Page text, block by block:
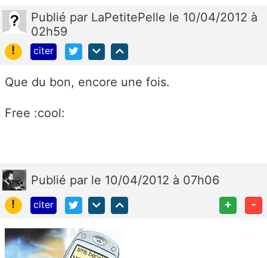
Publié par LaPetitePelle le 10/04/2012 à
02h59
!
citer
Que du bon, encore une fois.
Free :cool:
Publié par le 10/04/2012 à 07h06
!
citer + -